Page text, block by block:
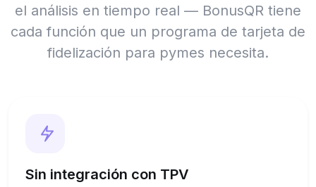
el análisis en tiempo real — BonusQR tiene
cada función que un programa de tarjeta de
fidelización para pymes necesita.
Sin integración con TPV